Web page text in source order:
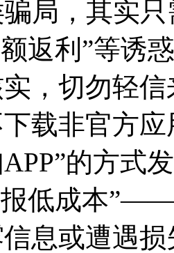
局，其实只
返利”等诱
，切勿轻
载非官方
的方式
报低成本
息或遭遇